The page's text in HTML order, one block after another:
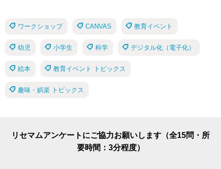
ワークショップ CANVAS 教育イベント
幼児 小学生 科学 デジタル化（電子化）
絵本 教育イベント トピックス
趣味・娯楽 トピックス
リセマムアンケートにご協力お願いします（全15問・所
要時間：3分程度）